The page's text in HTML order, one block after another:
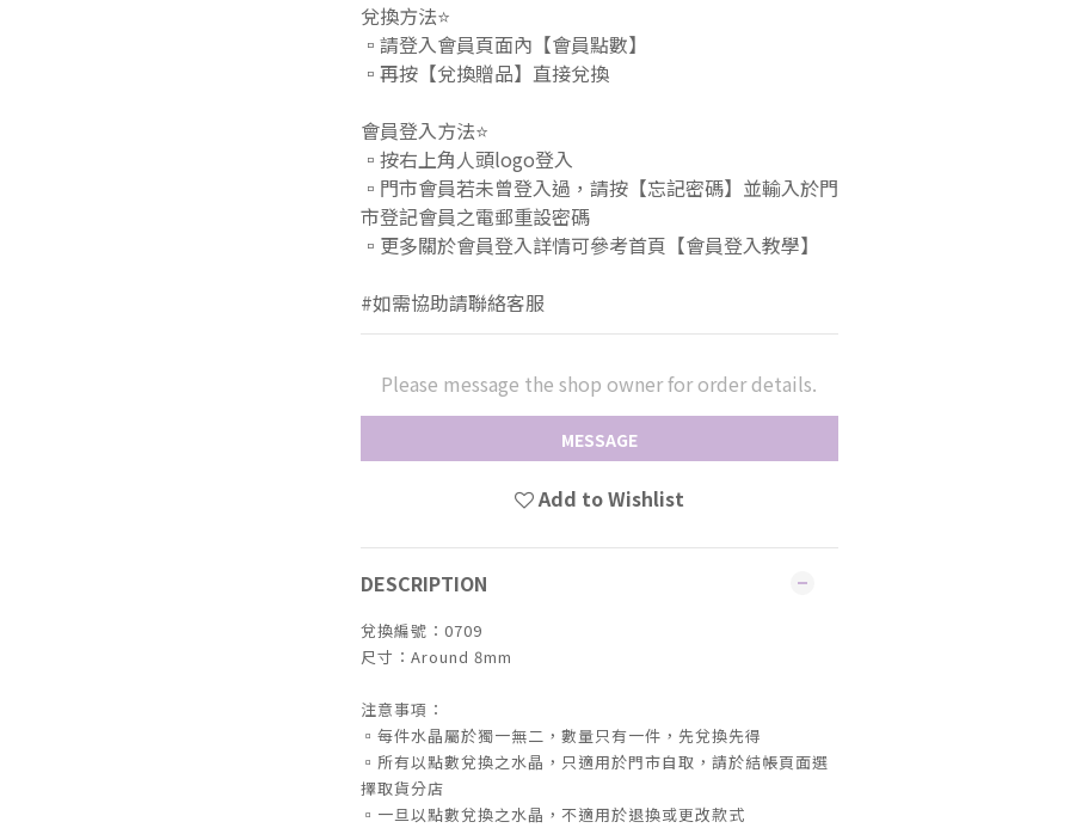
兌換方法⭐️
▫️請登入會員頁面內【會員點數】
▫️再按【兌換贈品】直接兌換
會員登入方法⭐️
▫️按右上角人頭logo登入
▫️門市會員若未曾登入過，請按【忘記密碼】並輸入於門
市登記會員之電郵重設密碼
▫️更多關於會員登入詳情可參考首頁【會員登入教學】
#如需協助請聯絡客服
Please message the shop owner for order details.
MESSAGE
Add to Wishlist
DESCRIPTION
兌換編號：0709
尺寸：Around 8mm
注意事項：
▫️每件水晶屬於獨一無二，數量只有一件，先兌換先得
▫️所有以點數兌換之水晶，只適用於門市自取，請於結帳頁面選
擇取貨分店
▫️一旦以點數兌換之水晶，不適用於退換或更改款式